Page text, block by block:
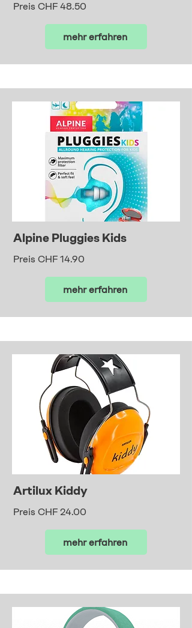
Preis CHF 48.50
mehr erfahren
Alpine Pluggies Kids
Preis CHF 14.90
mehr erfahren
Artilux Kiddy
Preis CHF 24.00
mehr erfahren